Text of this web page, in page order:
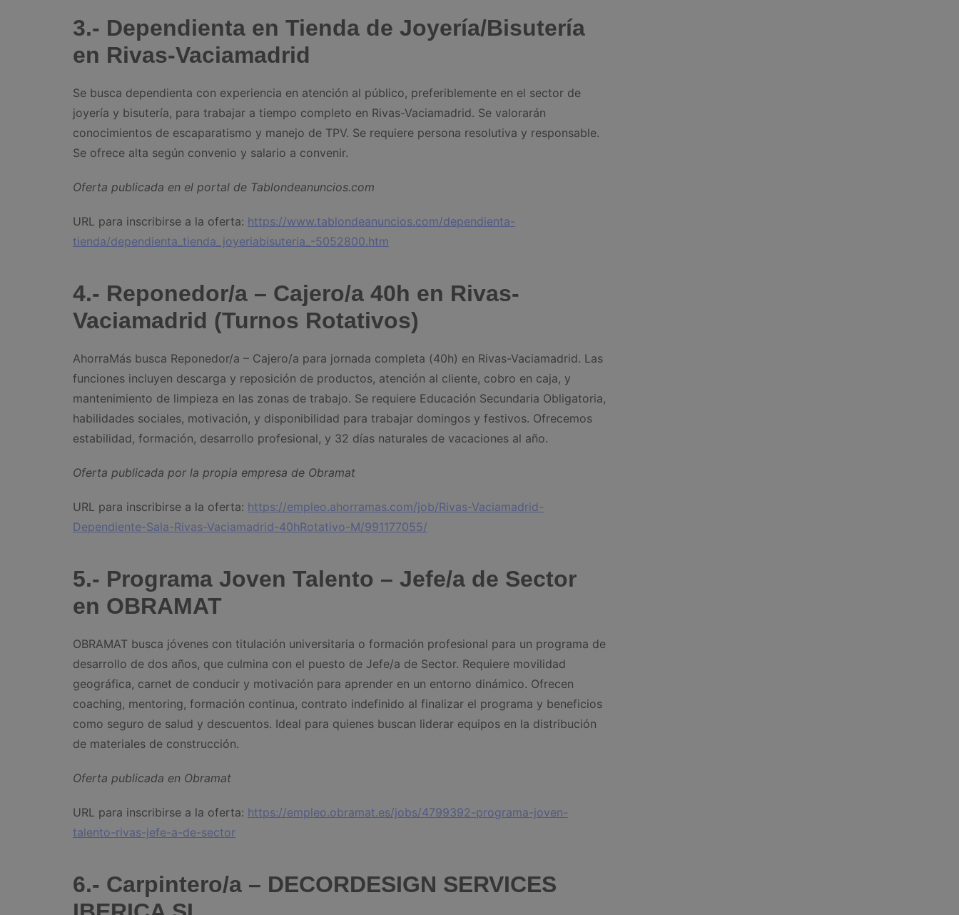
3.- Dependienta en Tienda de Joyería/Bisutería
en Rivas-Vaciamadrid
Se busca dependienta con experiencia en atención al público, preferiblemente en el sector de
joyería y bisutería, para trabajar a tiempo completo en Rivas-Vaciamadrid. Se valorarán
conocimientos de escaparatismo y manejo de TPV. Se requiere persona resolutiva y responsable.
Se ofrece alta según convenio y salario a convenir.
Oferta publicada en el portal de Tablondeanuncios.com
URL para inscribirse a la oferta: https://www.tablondeanuncios.com/dependienta-
tienda/dependienta_tienda_joyeriabisuteria_-5052800.htm
4.- Reponedor/a – Cajero/a 40h en Rivas-
Vaciamadrid (Turnos Rotativos)
AhorraMás busca Reponedor/a – Cajero/a para jornada completa (40h) en Rivas-Vaciamadrid. Las
funciones incluyen descarga y reposición de productos, atención al cliente, cobro en caja, y
mantenimiento de limpieza en las zonas de trabajo. Se requiere Educación Secundaria Obligatoria,
habilidades sociales, motivación, y disponibilidad para trabajar domingos y festivos. Ofrecemos
estabilidad, formación, desarrollo profesional, y 32 días naturales de vacaciones al año.
Oferta publicada por la propia empresa de Obramat
URL para inscribirse a la oferta: https://empleo.ahorramas.com/job/Rivas-Vaciamadrid-
Dependiente-Sala-Rivas-Vaciamadrid-40hRotativo-M/991177055/
5.- Programa Joven Talento – Jefe/a de Sector
en OBRAMAT
OBRAMAT busca jóvenes con titulación universitaria o formación profesional para un programa de
desarrollo de dos años, que culmina con el puesto de Jefe/a de Sector. Requiere movilidad
geográfica, carnet de conducir y motivación para aprender en un entorno dinámico. Ofrecen
coaching, mentoring, formación continua, contrato indefinido al finalizar el programa y beneficios
como seguro de salud y descuentos. Ideal para quienes buscan liderar equipos en la distribución
de materiales de construcción.
Oferta publicada en Obramat
URL para inscribirse a la oferta: https://empleo.obramat.es/jobs/4799392-programa-joven-
talento-rivas-jefe-a-de-sector
6.- Carpintero/a – DECORDESIGN SERVICES